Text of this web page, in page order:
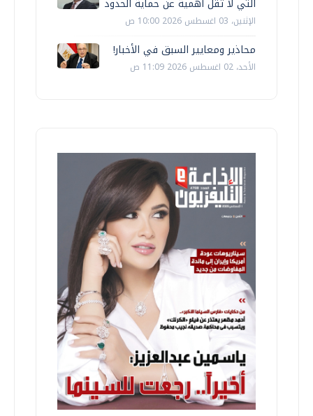
الإثنين، 03 اغسطس 2026 10:00 ص
محاذير ومعايير السبق في الأخبار!
الأحد، 02 اغسطس 2026 11:09 ص